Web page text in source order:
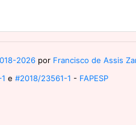
2026 por Francisco de Assis
e #2018/23561-1 - FAPESP